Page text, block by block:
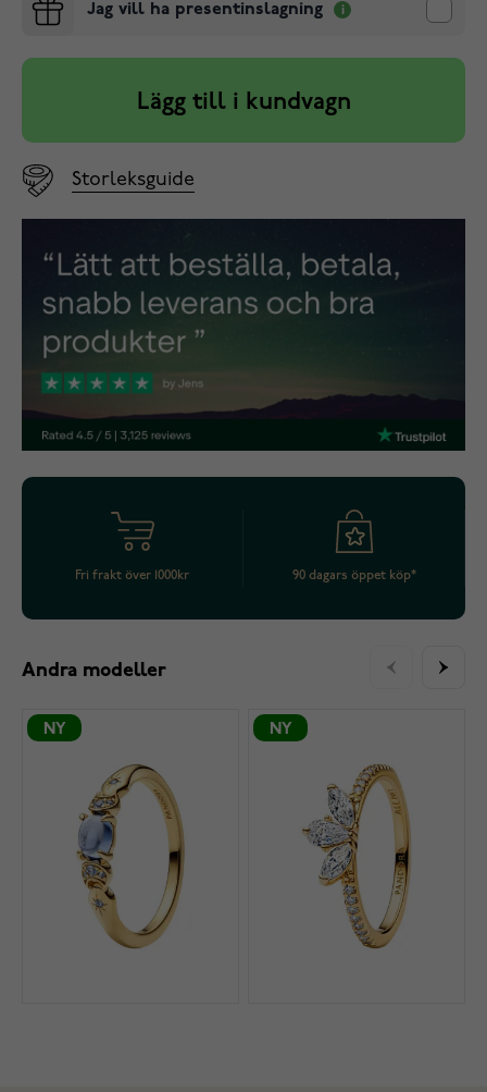
Jag vill ha presentinslagning
Lägg till i kundvagn
Storleksguide
Fri frakt över 1000kr 90 dagars öppet köp*
Andra modeller
NY NY